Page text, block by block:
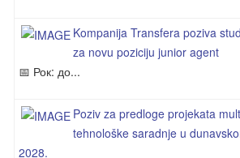
Kompanija Transfera poziva
za novu poziciju junior agent
📅 Рок: до...
Poziv za predloge projekata
tehnološke saradnje u
2028.